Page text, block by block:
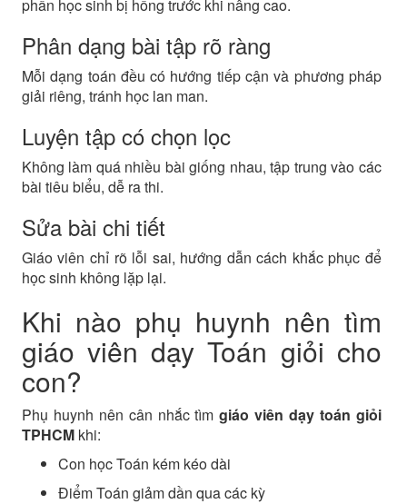
phần học sinh bị hổng trước khi nâng cao.
Phân dạng bài tập rõ ràng
Mỗi dạng toán đều có hướng tiếp cận và phương pháp
giải riêng, tránh học lan man.
Luyện tập có chọn lọc
Không làm quá nhiều bài giống nhau, tập trung vào các
bài tiêu biểu, dễ ra thi.
Sửa bài chi tiết
Giáo viên chỉ rõ lỗi sai, hướng dẫn cách khắc phục để
học sinh không lặp lại.
Khi nào phụ huynh nên tìm
giáo viên dạy Toán giỏi cho
con?
Phụ huynh nên cân nhắc tìmgiáo viên dạy toán giỏi
TPHCMkhi:
Con học Toán kém kéo dài
Điểm Toán giảm dần qua các kỳ